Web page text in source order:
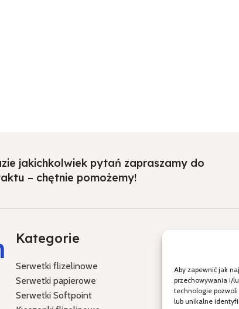
Aby zapewnić jak
przechowywania i/
technologie
lub unikalne
jakichkolwiek pytań zapraszamy do
– chętnie pomożemy!
Kategorie
Serwetki flizelinowe
Serwetki papierowe
Serwetki Softpoint
Chrzest Święty
Komunia Święta
Ślub i wesele